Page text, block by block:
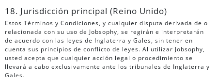
18. Jurisdicción principal (Reino Unido)
Estos Términos y Condiciones, y cualquier disputa derivada de o
relacionada con su uso de Jobsophy, se regirán e interpretarán
de acuerdo con las leyes de Inglaterra y Gales, sin tener en
cuenta sus principios de conflicto de leyes. Al utilizar Jobsophy,
usted acepta que cualquier acción legal o procedimiento se
llevará a cabo exclusivamente ante los tribunales de Inglaterra y